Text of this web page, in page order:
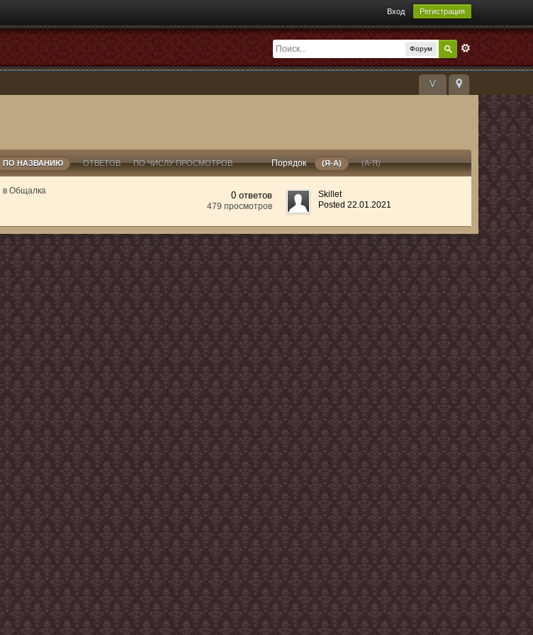
Вход Регистрация
Форум
V
ПО НАЗВАНИЮ ОТВЕТОВ ПО ЧИСЛУ ПРОСМОТРОВ Порядок (Я-А) (А-Я)
вОбщалка
0 ответов
479 просмотров
Skillet
Posted 22.01.2021